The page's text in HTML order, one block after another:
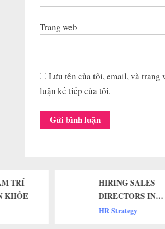
Trang web
Lưu tên của tôi, email, và
luận kế tiếp của tôi.
HIRING SALES
DIRECTORS IN
VIETNAM FOR
HR Strategy